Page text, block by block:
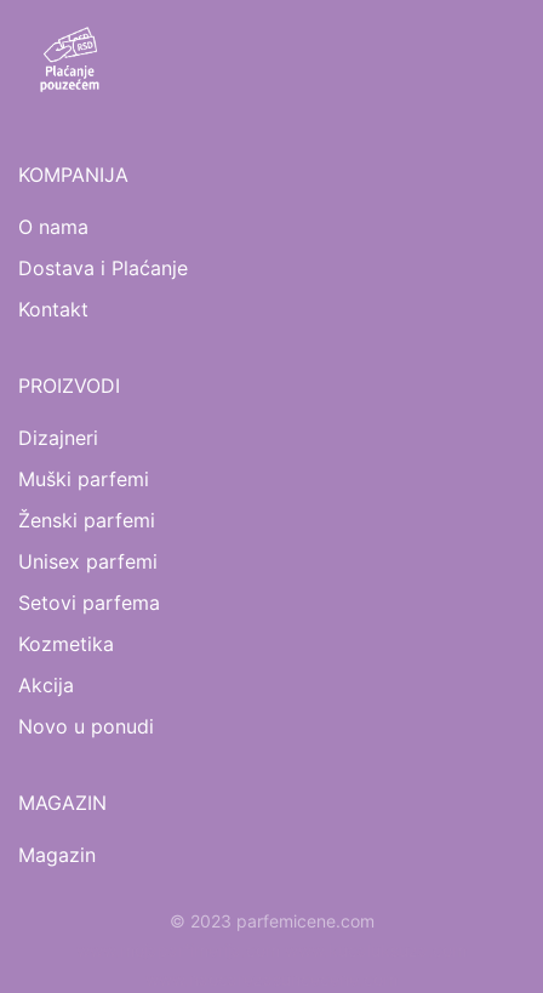
KOMPANIJA
O nama
Dostava i Plaćanje
Kontakt
PROIZVODI
Dizajneri
Muški parfemi
Ženski parfemi
Unisex parfemi
Setovi parfema
Kozmetika
Akcija
Novo u ponudi
MAGAZIN
Magazin
© 2023 parfemicene.com